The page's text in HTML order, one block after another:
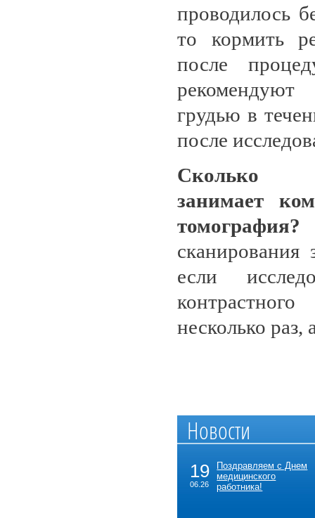
проводилось
то кормить
после
грудью в
после
Сколько
занимает
если
несколько раз,
Новости
19
06.26
Поздравляем с Днем
медицинского
работника!